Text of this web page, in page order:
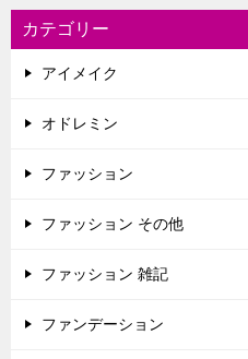
カテゴリー
アイメイク
オドレミン
ファッション
ファッション その他
ファッション 雑記
ファンデーション